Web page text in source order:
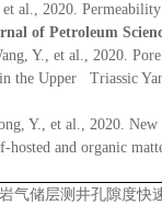
al., 2020.
of Petroleum
Y., et al., 2020.
the Upper Triassic
Y., et al., 2020. New
and organic
气储层测井孔隙度快